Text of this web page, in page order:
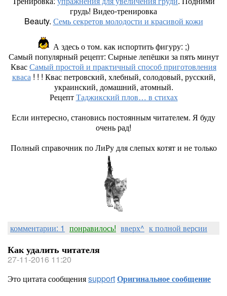
грудь! Видео-тренировка
Beauty. Семь секретов молодости и красивой кожи
А здесь о том. как испортить фигуру: ;)
Самый популярный рецепт: Сырные лепёшки за пять минут
КвасСамый простой и практичный способ приготовления
кваса! ! ! Квас петровский, хлебный, солодовый, русский,
украинский, домашний, атомный.
РецептТаджикский плов… в стихах
Если интересно, становись постоянным читателем. Я буду
очень рад!
Полный справочник по ЛиРу для слепых котят и не только
комментарии: 1 понравилось! вверх^ к полной версии
Как удалить читателя
27-11-2016 11:20
Это цитата сообщенияsupportОригинальное сообщение